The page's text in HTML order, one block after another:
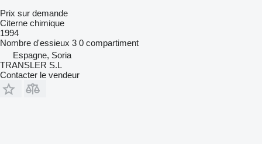
Prix sur demande
Citerne chimique
1994
Nombre d'essieux 3 0 compartiment
Espagne, Soria
TRANSLER S.L
Contacter le vendeur